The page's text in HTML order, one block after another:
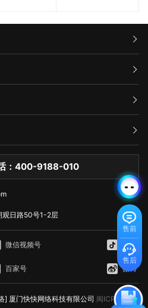
售前
售后
：400-9188-010
观日路50号1-2层
微信视频号 抖音
百家号 微博
厦门快快网络科技有限公司 闽ICP备